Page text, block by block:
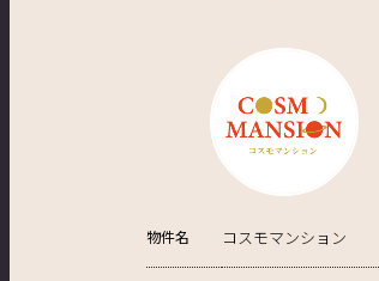
物件名 コスモマンション